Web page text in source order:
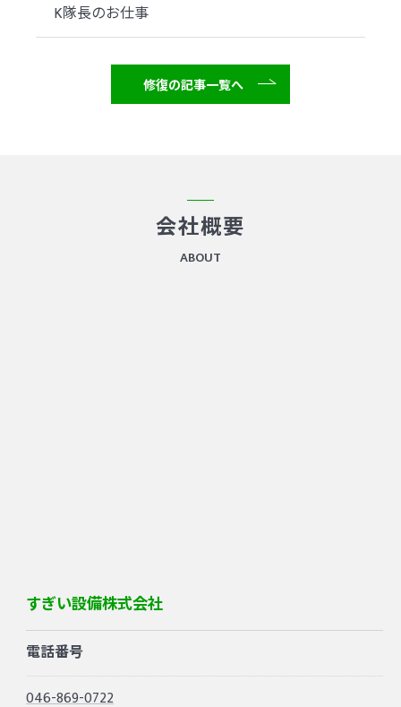
K隊長のお仕事
修復の記事一覧へ
会社概要
ABOUT
すぎい設備株式会社
電話番号
046-869-0722